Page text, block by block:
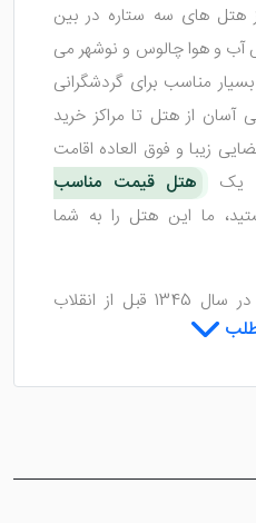
هتل های سه ستاره در بین
و هوا چالوس و نوشهر می
مناسب برای گردشگرانی
از هتل تا مراکز خرید
زیبا و فوق العاده اقامت
یک
هتل قیمت مناسب
ما این هتل را به شما
در سال 1345 قبل از انقلاب
را از اقامت در سفر خود به